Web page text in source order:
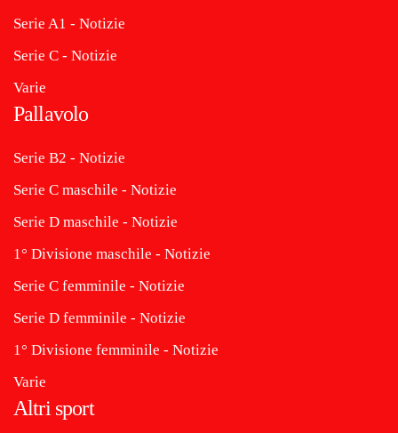
Serie A1 - Notizie
Serie C - Notizie
Varie
Pallavolo
Serie B2 - Notizie
Serie C maschile - Notizie
Serie D maschile - Notizie
1° Divisione maschile - Notizie
Serie C femminile - Notizie
Serie D femminile - Notizie
1° Divisione femminile - Notizie
Varie
Altri sport